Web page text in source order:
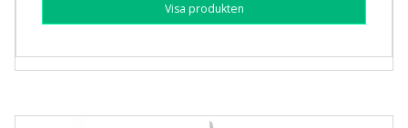
Visa produkten